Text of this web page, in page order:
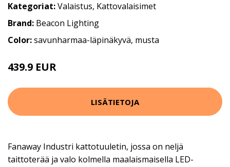
Kategoriat:Valaistus, Kattovalaisimet
Brand: Beacon Lighting
Color:savunharmaa-läpinäkyvä, musta
439.9 EUR
LISÄTIETOJA
Fanaway Industri kattotuuletin, jossa on neljä
taittoterää ja valo kolmella maalaismaisella LED-